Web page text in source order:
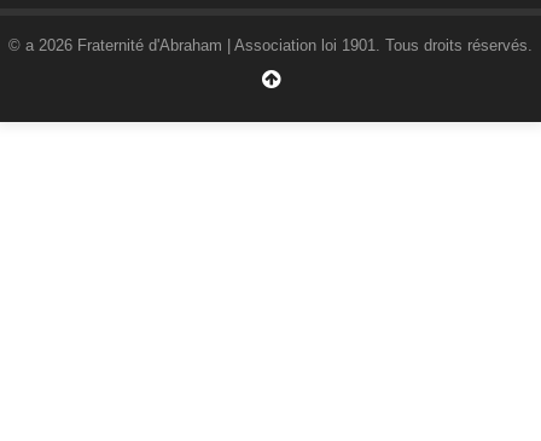
© a 2026 Fraternité d'Abraham | Association loi 1901. Tous droits réservés.